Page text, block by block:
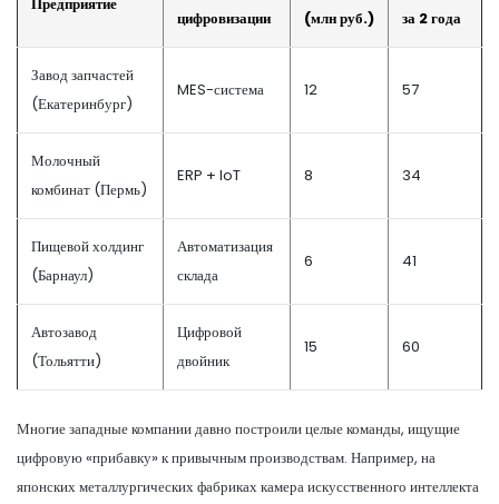
цифровизации
(млн руб.)
за 2 года
Завод запчастей
(Екатеринбург)
MES-система 12 57
Молочный
комбинат (Пермь)
ERP + IoT 8 34
Пищевой холдинг
(Барнаул)
Автоматизация
склада
6 41
Автозавод
(Тольятти)
Цифровой
двойник
15 60
Многие западные компании давно построили целые команды, ищущие
цифровую «прибавку» к привычным производствам. Например, на
японских металлургических фабриках камера искусственного интеллекта